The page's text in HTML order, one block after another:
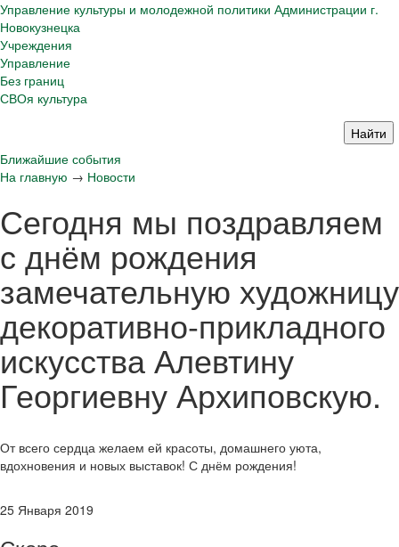
Управление культуры и молодежной политики Администрации г.
Новокузнецка
Учреждения
Управление
Без границ
СВОя культура
Ближайшие события
На главную → Новости
Сегодня мы поздравляем
с днём рождения
замечательную художницу
декоративно-прикладного
искусства Алевтину
Георгиевну Архиповскую.
От всего сердца желаем ей красоты, домашнего уюта,
вдохновения и новых выставок! С днём рождения!
25 Января 2019